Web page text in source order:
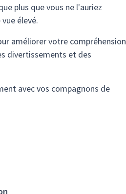
plus que vous ne l'auriez
élevé.
améliorer votre compréhension
divertissements et des
avec vos compagnons de